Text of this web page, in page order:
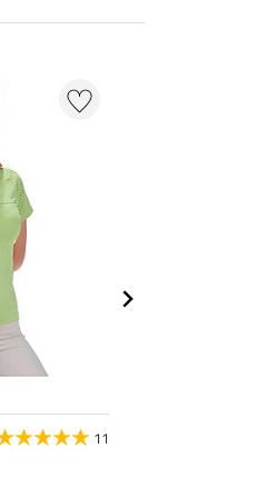
11